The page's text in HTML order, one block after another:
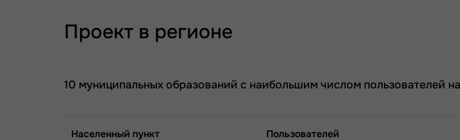
Проект в регионе
10 муниципальных образований с наибольшим числом пользователей
Населенный пункт Пользователей